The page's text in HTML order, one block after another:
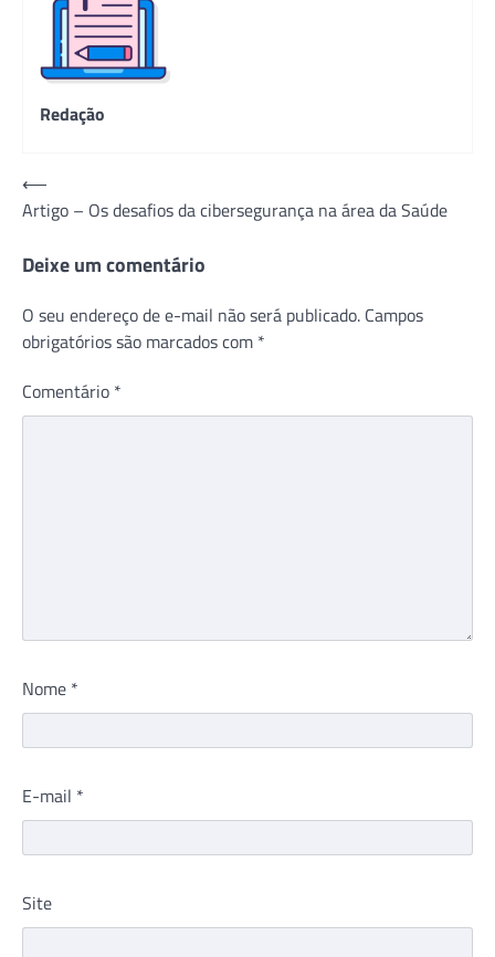
Redação
Navegação
de
Post
⟵
Artigo – Os desafios da cibersegurança na área da Saúde
Deixe um comentário
O seu endereço de e-mail não será publicado. Campos
obrigatórios são marcados com *
Comentário *
Nome *
E-mail *
Site